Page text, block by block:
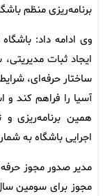
برنامه‌ریزی منظم
وی ادامه داد:
ایجاد ثبات
ساختار حرفه‌ای،
آسیا را فراهم کند و
همین برنامه‌ریزی
اجرایی باشگاه به
مدیر صدور مجوز
مجوز برای سومین